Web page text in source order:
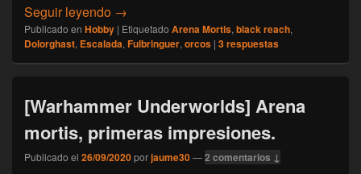
Seguir leyendo [Escalada] Escalada octubre Jaume30 +
→
Publicado en Hobby | Etiquetado Arena Mortis, black reach,
Dolorghast, Escalada, Fulbringuer, orcos | 3respuestas
[Warhammer Underworlds] Arena
mortis, primeras impresiones.
Publicado el 26/09/2020porjaume30—2 comentarios ↓